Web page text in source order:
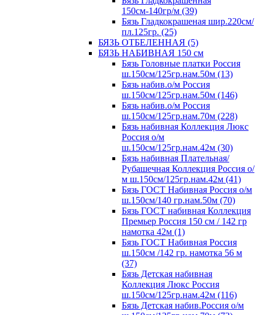
150см-140гр/м (39)
Бязь Гладкокрашеная шир.220см/
пл.125гр. (25)
БЯЗЬ ОТБЕЛЕННАЯ (5)
БЯЗЬ НАБИВНАЯ 150 см
Бязь Головные платки Россия
ш.150см/125гр.нам.50м (13)
Бязь набив.о/м Россия
ш.150см/125гр.нам.50м (146)
Бязь набив.о/м Россия
ш.150см/125гр.нам.70м (228)
Бязь набивная Коллекция Люкс
Россия о/м
ш.150см/125гр.нам.42м (30)
Бязь набивная Плательная/
Рубашечная Коллекция Россия о/
м ш.150см/125гр.нам.42м (41)
Бязь ГОСТ Набивная Россия о/м
ш.150см/140 гр.нам.50м (70)
Бязь ГОСТ набивная Коллекция
Премьер Россия 150 см / 142 гр
намотка 42м (1)
Бязь ГОСТ Набивная Россия
ш.150см /142 гр. намотка 56 м
(37)
Бязь Детская набивная
Коллекция Люкс Россия
ш.150см/125гр.нам.42м (116)
Бязь Детская набив.Россия о/м